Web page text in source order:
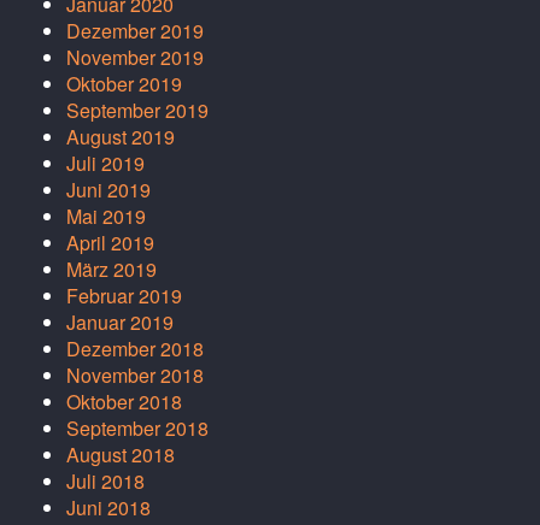
Dezember 2019
November 2019
Oktober 2019
September 2019
August 2019
Juli 2019
Juni 2019
Mai 2019
April 2019
März 2019
Februar 2019
Januar 2019
Dezember 2018
November 2018
Oktober 2018
September 2018
August 2018
Juli 2018
Juni 2018